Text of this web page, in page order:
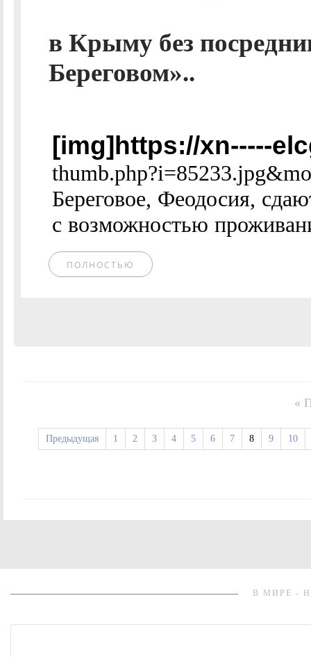
в Крыму без
Береговом»..
[img]https://xn-----
Береговое, Феодосия,
с возможностью
ПОЛНОСТЬЮ
«
Предыдущая 1 2 3 4 5 6 7 8 9 10
В МИРЕ -